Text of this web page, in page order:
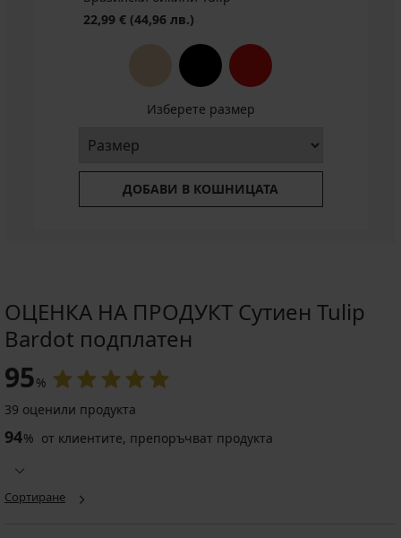
22,99 € (44,96 лв.)
Изберете размер
ДОБАВИ В КОШНИЦАТА
ОЦЕНКА НА ПРОДУКТ Сутиен Tulip
Bardot подплатен
95%
39 оценили продукта
94% от клиентите, препоръчват продукта
Сортиране